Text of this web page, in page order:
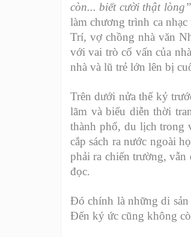
còn... biết cười thật lòng”
làm chương trình ca
Trí, vợ chồng nhà văn
với vai trò cố vấn của
nhà và lũ trẻ lớn lên bị
Trên dưới nửa thế kỷ
lãm và biểu diễn thời
thành phố, du lịch trong
cắp sách ra nước ngoài
phải ra chiến trường,
đọc.
Đó chính là những di
Đến ký ức cũng không